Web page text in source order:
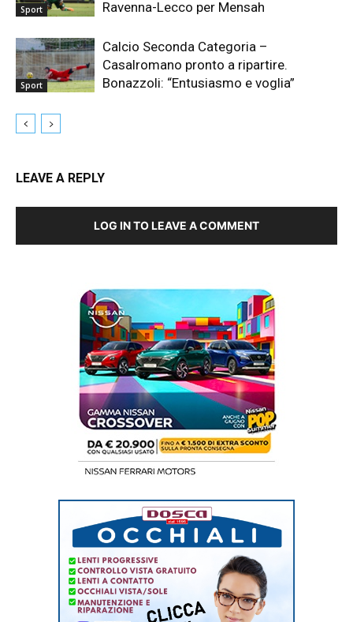
Sport Ravenna-Lecco per Mensah
Sport
Calcio Seconda Categoria –
Casalromano pronto a ripartire.
Bonazzoli: “Entusiasmo e voglia”
LEAVE A REPLY
LOG IN TO LEAVE A COMMENT